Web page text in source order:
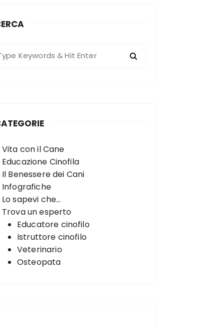
Vita con il Cane
Educazione Cinofila
Il Benessere dei Cani
Infografiche
Lo sapevi che...
Trova un esperto
Educatore cinofilo
Istruttore cinofilo
Veterinario
Osteopata